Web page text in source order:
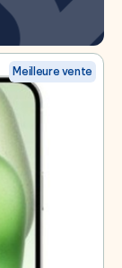
Meilleure vente